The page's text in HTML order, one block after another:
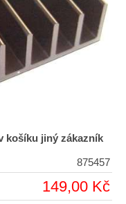
košíku jiný zákazník
875457
149,00 Kč